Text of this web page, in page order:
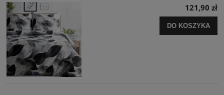
121,90 zł
DO KOSZYKA